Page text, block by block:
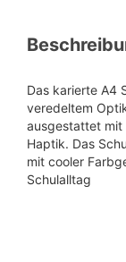
Das karierte A4
veredeltem
ausgestattet mit
Haptik. Das
mit cooler
Schulalltag